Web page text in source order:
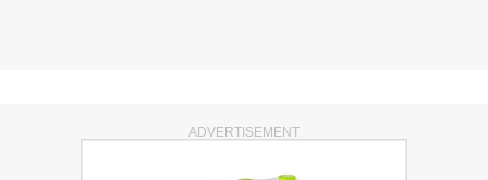
ADVERTISEMENT